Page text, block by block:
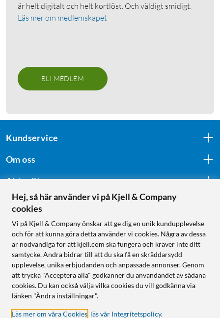
är helt digitalt och helt kortlöst. Och väldigt smidigt.
Läs mer om medlemskapet
BLI MEDLEM
Kundservice
Om oss
Aktuellt
Följ oss
Handla från:
Sverige
Norge
Hej, så här använder vi på Kjell & Company
cookies
Vi på Kjell & Company önskar att ge dig en unik kundupplevelse
och för att kunna göra detta använder vi cookies. Några av dessa
är nödvändiga för att kjell.com ska fungera och kräver inte ditt
samtycke. Andra bidrar till att du ska få en skräddarsydd
upplevelse, unika erbjudanden och anpassade annonser. Genom
att trycka "Acceptera alla" godkänner du användandet av sådana
cookies. Du kan också välja vilka cookies du vill godkänna via
länken "Ändra inställningar".
Läs mer om våra Cookies läs vår Integritetspolicy.